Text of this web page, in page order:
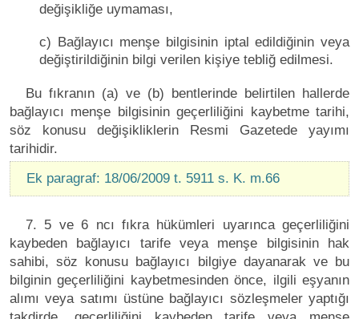
değişikliğe uymaması,
c) Bağlayıcı menşe bilgisinin iptal edildiğinin veya
değiştirildiğinin bilgi verilen kişiye tebliğ edilmesi.
Bu fıkranın (a) ve (b) bentlerinde belirtilen hallerde
bağlayıcı menşe bilgisinin geçerliliğini kaybetme tarihi,
söz konusu değişikliklerin Resmi Gazetede yayımı
tarihidir.
Ek paragraf: 18/06/2009 t. 5911 s. K. m.66
7. 5 ve 6 ncı fıkra hükümleri uyarınca geçerliliğini
kaybeden bağlayıcı tarife veya menşe bilgisinin hak
sahibi, söz konusu bağlayıcı bilgiye dayanarak ve bu
bilginin geçerliliğini kaybetmesinden önce, ilgili eşyanın
alımı veya satımı üstüne bağlayıcı sözleşmeler yaptığı